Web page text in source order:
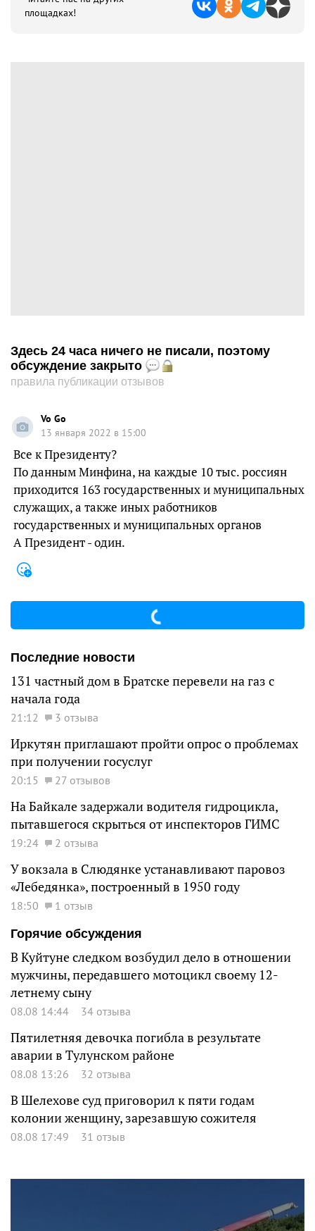
площадках!
Здесь 24 часа ничего не писали, поэтому
обсуждение закрыто
правила публикации отзывов
Vo Go
13 января 2022 в 15:00
Все к Президенту?
По данным Минфина, на каждые 10 тыс. россиян
приходится 163 государственных и муниципальных
служащих, а также иных работников
государственных и муниципальных органов
А Президент - один.
Последние новости
131 частный дом в Братске перевели на газ с
начала года
21:12 3 отзыва
Иркутян приглашают пройти опрос о проблемах
при получении госуслуг
20:15 27 отзывов
На Байкале задержали водителя гидроцикла,
пытавшегося скрыться от инспекторов ГИМС
19:24 2 отзыва
У вокзала в Слюдянке устанавливают паровоз
«Лебедянка», построенный в 1950 году
18:50
1 отзыв
Горячие обсуждения
В Куйтуне следком возбудил дело в отношении
мужчины, передавшего мотоцикл своему 12-
летнему сыну
08.08 14:44 34 отзыва
Пятилетняя девочка погибла в результате
аварии в Тулунском районе
08.08 13:26 32 отзыва
В Шелехове суд приговорил к пяти годам
колонии женщину, зарезавшую сожителя
08.08 17:49 31 отзыв